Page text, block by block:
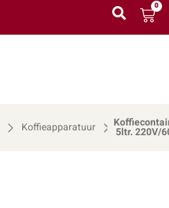
0
Koffieapparatuur 5ltr. 220V/